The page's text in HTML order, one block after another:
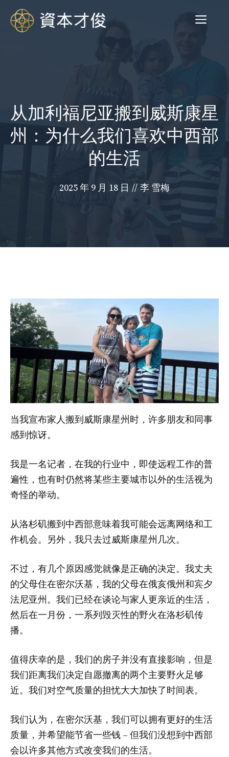
菜
从加利福尼亚搬到威斯康星
州：为什么我们喜欢中西部
的生活
2025 年 9 月 18 日 // 李 雪梅
当我宣布家人搬到威斯康星州时，许多朋友和同事
感到惊讶。
我是一名记者，在我的行业中，即使远程工作的普
遍性，也有时仍然将某些主要城市以外的生活视为
奇怪的举动。
从洛杉矶搬到中西部意味着我可能会远离网络和工
作机会。另外，我只去过威斯康星州几次。
不过，有几个原因感觉就像是正确的决定。我丈夫
的父母住在密尔沃基，我的父母在俄亥俄州和宾夕
法尼亚州。我们已经在谈论与家人更亲近的生活，
然后在一月份，一系列毁灭性的野火在洛杉矶传
播。
值得庆幸的是，我们的房子并没有直接影响，但是
我们距离我们决定自愿撤离的两个主要野火足够
近。我们对空气质量的担忧大大加快了时间表。
我们认为，在密尔沃基，我们可以拥有更好的生活
质量，并希望能节省一些钱 – 但我们没想到中西部
会以许多其他方式改变我们的生活。